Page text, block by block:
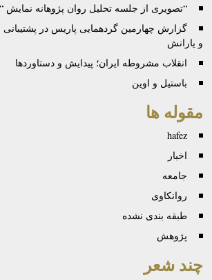
“تصویری از جلسه تحلیل روان پژوهانه نمایش
گزارش چهارمین گردهمایی پاریس در
و یارانش
انقلاب مشروطه ایران؛ پیدایش و دستاوردها
باستیل و اوین
مقوله ها
hafez
اخبار
جامعه
روانكاوی
طبقه بندی نشده
پژوهش
چند شعر